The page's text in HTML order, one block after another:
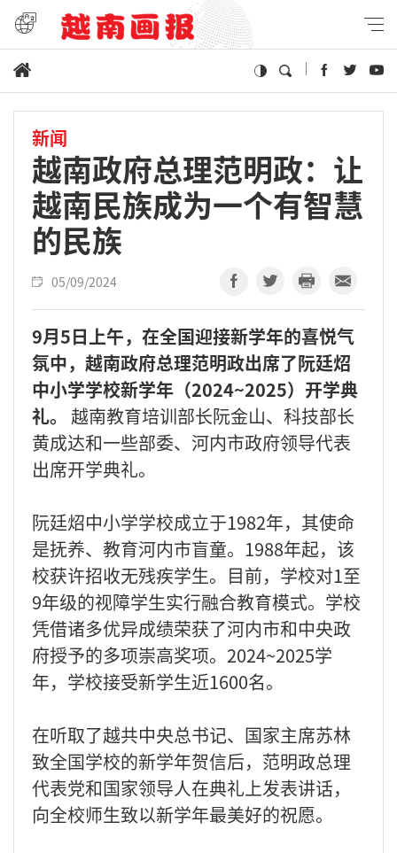
新闻
越南政府总理范明政：让
越南民族成为一个有智慧
的民族
05/09/2024
9月5日上午，在全国迎接新学年的喜悦气
氛中，越南政府总理范明政出席了阮廷炤
中小学学校新学年（2024~2025）开学典
礼。
越南教育培训部长阮金山、科技部长
黄成达和一些部委、河内市政府领导代表
出席开学典礼。
阮廷炤中小学学校成立于1982年，其使命
是抚养、教育河内市盲童。1988年起，该
校获许招收无残疾学生。目前，学校对1至
9年级的视障学生实行融合教育模式。学校
凭借诸多优异成绩荣获了河内市和中央政
府授予的多项崇高奖项。2024~2025学
年，学校接受新学生近1600名。
在听取了越共中央总书记、国家主席苏林
致全国学校的新学年贺信后，范明政总理
代表党和国家领导人在典礼上发表讲话，
向全校师生致以新学年最美好的祝愿。